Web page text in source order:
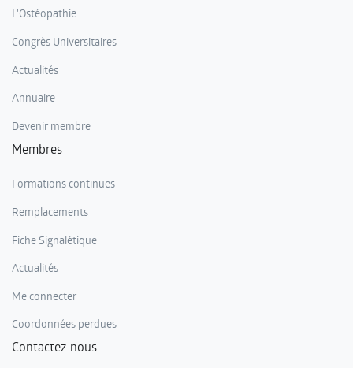
L'Ostéopathie
Congrès Universitaires
Actualités
Annuaire
Devenir membre
Membres
Formations continues
Remplacements
Fiche Signalétique
Actualités
Me connecter
Coordonnées perdues
Contactez-nous